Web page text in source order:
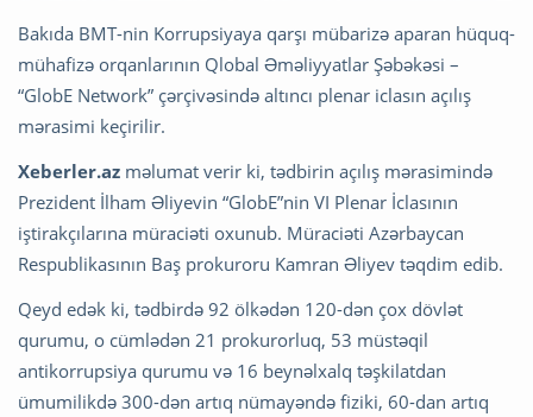
Bakıda BMT-nin Korrupsiyaya qarşı mübarizə aparan hüquq-
mühafizə orqanlarının Qlobal Əməliyyatlar Şəbəkəsi –
“GlobE Network” çərçivəsində altıncı plenar iclasın açılış
mərasimi keçirilir.
Xeberler.az məlumat verir ki, tədbirin açılış mərasimində
Prezident İlham Əliyevin “GlobE”nin VI Plenar İclasının
iştirakçılarına müraciəti oxunub. Müraciəti Azərbaycan
Respublikasının Baş prokuroru Kamran Əliyev təqdim edib.
Qeyd edək ki, tədbirdə 92 ölkədən 120-dən çox dövlət
qurumu, o cümlədən 21 prokurorluq, 53 müstəqil
antikorrupsiya qurumu və 16 beynəlxalq təşkilatdan
ümumilikdə 300-dən artıq nümayəndə fiziki, 60-dan artıq